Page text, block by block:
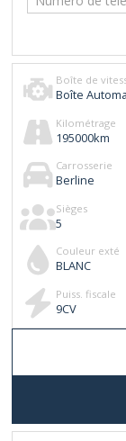
Boîte de
Boîte
Kilométrage
195000km
Carrosserie
Berline
Sièges
5
Couleur exté
BLANC
Puiss. fiscale
9CV